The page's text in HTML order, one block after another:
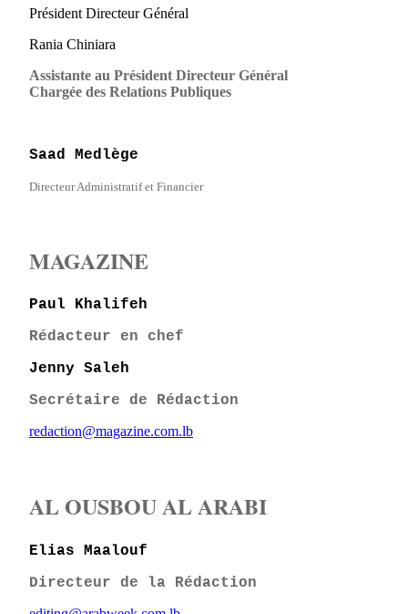
Président Directeur Général
Rania Chiniara
Assistante au Président Directeur Général
Chargée des Relations Publiques
Saad Medlège
Directeur Administratif et Financier
MAGAZINE
Paul Khalifeh
Rédacteur en chef
Jenny Saleh
Secrétaire de Rédaction
redaction@magazine.com.lb
AL OUSBOU AL ARABI
Elias Maalouf
Directeur de la Rédaction